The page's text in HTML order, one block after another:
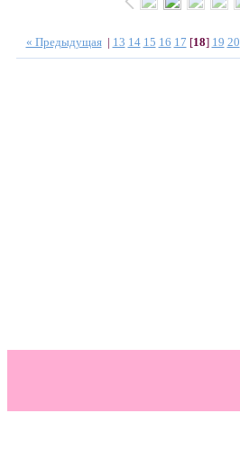
« Предыдущая| 13 14 15 16 17 [18] 19 20